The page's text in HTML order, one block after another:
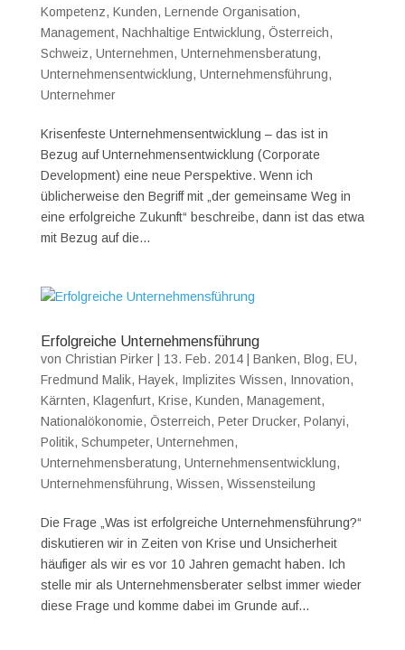
Kompetenz, Kunden, Lernende Organisation,
Management, Nachhaltige Entwicklung, Österreich,
Schweiz, Unternehmen, Unternehmensberatung,
Unternehmensentwicklung, Unternehmensführung,
Unternehmer
Krisenfeste Unternehmensentwicklung – das ist in
Bezug auf Unternehmensentwicklung (Corporate
Development) eine neue Perspektive. Wenn ich
üblicherweise den Begriff mit „der gemeinsame Weg in
eine erfolgreiche Zukunft“ beschreibe, dann ist das etwa
mit Bezug auf die...
Erfolgreiche Unternehmensführung
von Christian Pirker| 13. Feb. 2014| Banken, Blog, EU,
Fredmund Malik, Hayek, Implizites Wissen, Innovation,
Kärnten, Klagenfurt, Krise, Kunden, Management,
Nationalökonomie, Österreich, Peter Drucker, Polanyi,
Politik, Schumpeter, Unternehmen,
Unternehmensberatung, Unternehmensentwicklung,
Unternehmensführung, Wissen, Wissensteilung
Die Frage „Was ist erfolgreiche Unternehmensführung?“
diskutieren wir in Zeiten von Krise und Unsicherheit
häufiger als wir es vor 10 Jahren gemacht haben. Ich
stelle mir als Unternehmensberater selbst immer wieder
diese Frage und komme dabei im Grunde auf...